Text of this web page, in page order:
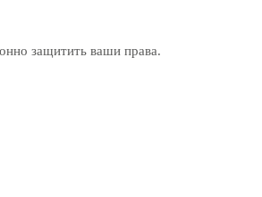
защитить ваши права.